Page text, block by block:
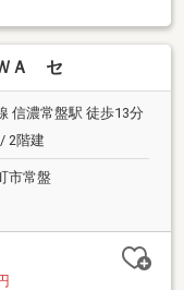
Ａ セ
信濃常盤駅 徒歩13分
2階建
市常盤